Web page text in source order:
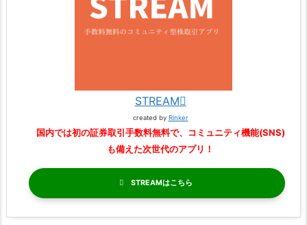
STREAM
created by Rinker
国内では初の証券取引手数料無料で、コミュニティ機能(SNS)
も備えた次世代のアプリ！
STREAM